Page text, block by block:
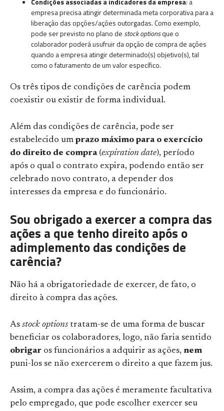
empresa precisa atingir determinada meta corporativa para a
liberação das opções/ações outorgadas. Como exemplo,
pode ser previsto no plano destock optionsque o
colaborador poderá usufruir da opção de compra de ações
quando a empresa atingir determinado(s) objetivo(s), tal
como o faturamento de um valor específico.
Os três tipos de condições de carência podem
coexistir ou existir de forma individual.
Além das condições de carência, pode ser
estabelecido um prazo máximo para o exercício
do direito de compra (expiration date), período
após o qual o contrato expira, podendo então ser
celebrado novo contrato, a depender dos
interesses da empresa e do funcionário.
Sou obrigado a exercer a compra das
ações a que tenho direito após o
adimplemento das condições de
carência?
Não há a obrigatoriedade de exercer, de fato, o
direito à compra das ações.
As stock options tratam-se de uma forma de buscar
beneficiar os colaboradores, logo, não faria sentido
obrigar os funcionários a adquirir as ações, nem
puni-los se não exercerem o direito a que fazem jus.
Assim, a compra das ações é meramente facultativa
pelo empregado, que pode escolher exercer seu